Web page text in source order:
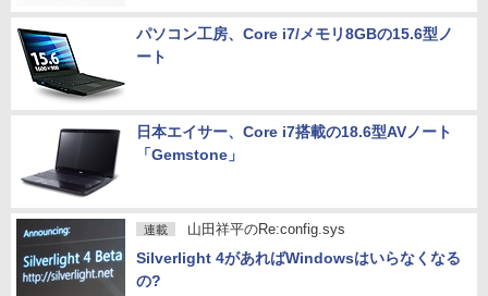
パソコン工房、Core i7/メモリ8GBの15.6型ノ
ート
日本エイサー、Core i7搭載の18.6型AVノート
「Gemstone」
連載 山田祥平のRe:config.sys
Silverlight 4があればWindowsはいらなくなる
の?